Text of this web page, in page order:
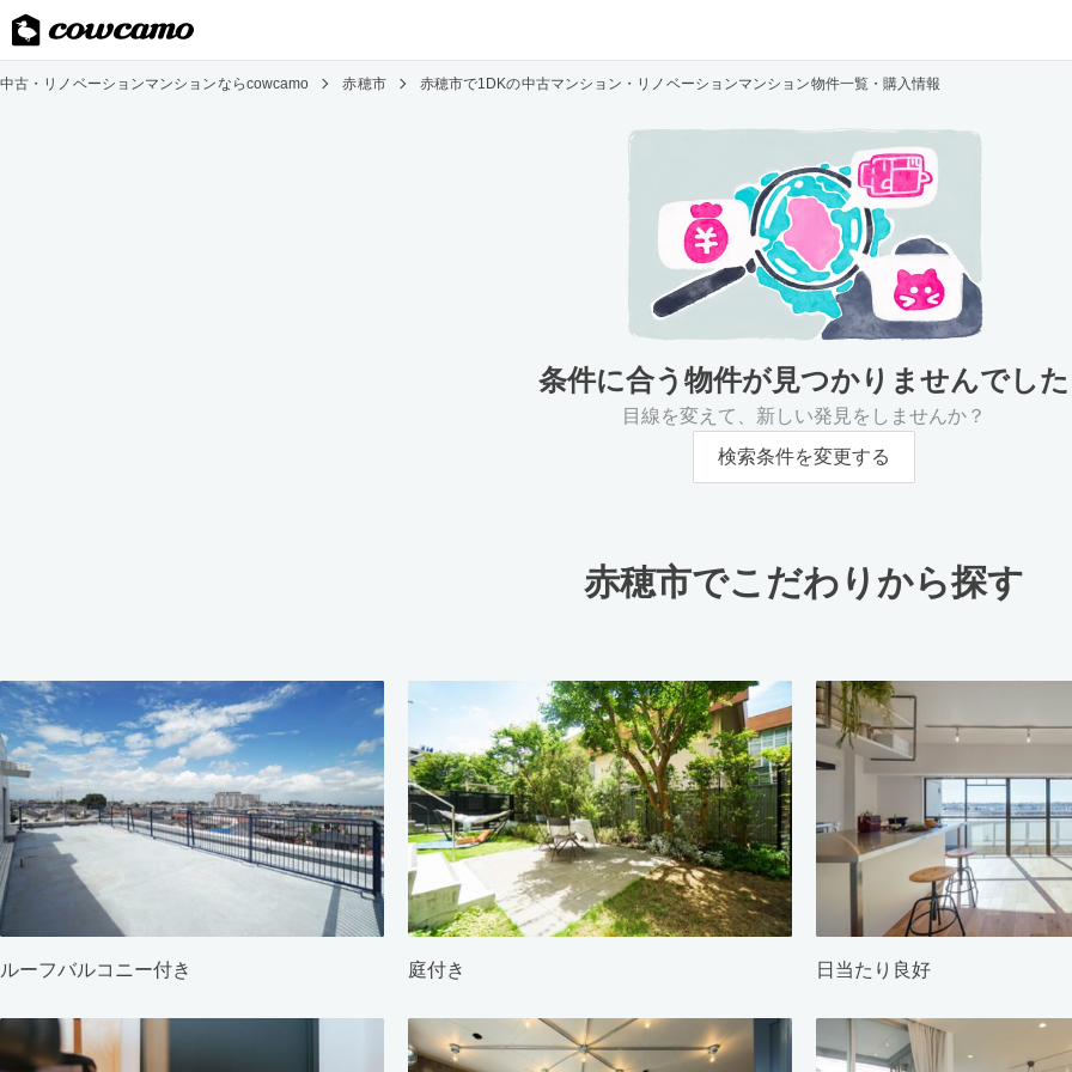
中古・リノベーションマンションならcowcamo 赤穂市 赤穂市で1DKの中古マンション・リノベーションマンション物件一覧・購入情報
条件に合う物件が見つかりませんでした
目線を変えて、新しい発見をしませんか？
検索条件を変更する
赤穂市でこだわりから探す
ルーフバルコニー付き 庭付き 日当たり良好